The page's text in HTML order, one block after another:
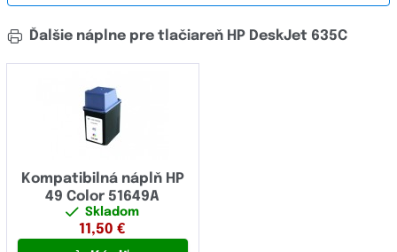
Ďalšie náplne pre tlačiareň HP DeskJet 635C
Kompatibilná náplň HP
49 Color 51649A
Skladom
11,50 €